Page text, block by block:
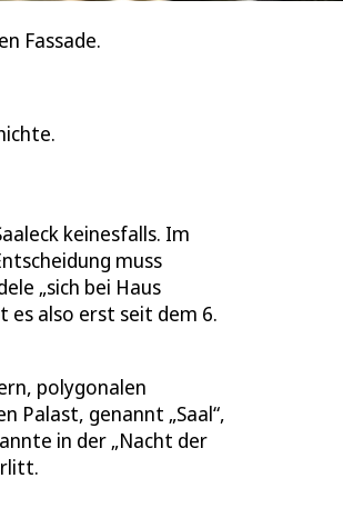
Fassade.
keinesfalls. Im
muss
„sich bei Haus
es also erst seit dem 6.
polygonalen
Palast, genannt „Saal“,
in der „Nacht der